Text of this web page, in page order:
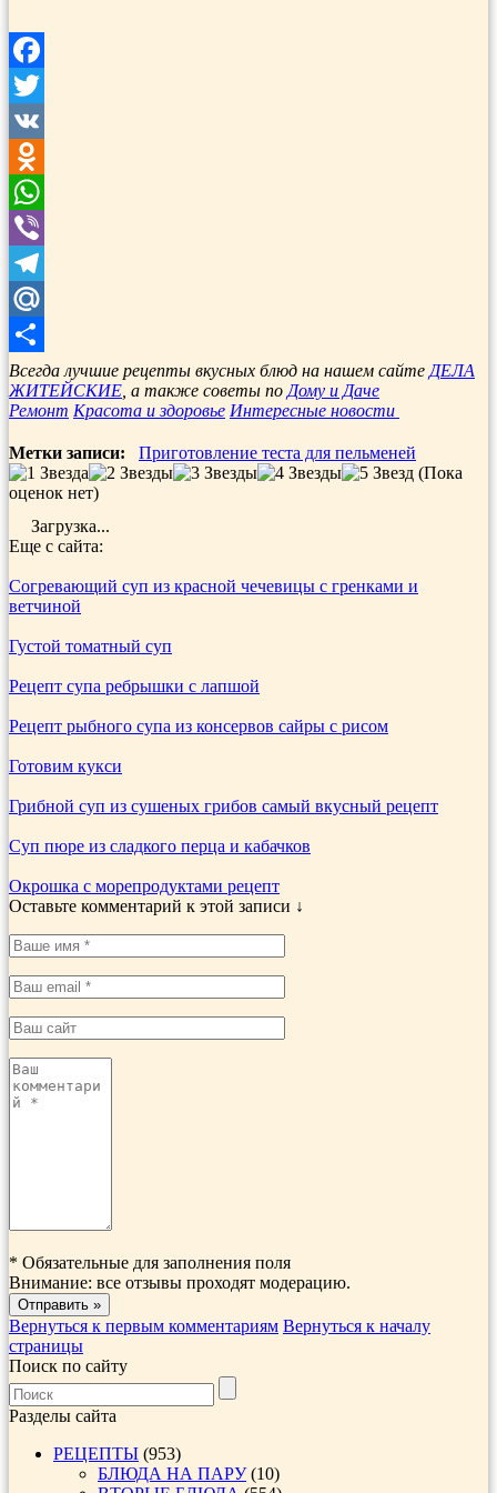
Facebook
Twitter
VK
Odnoklassniki
WhatsApp
Viber
Telegram
Mail.Ru
Отправить
Всегда лучшие рецепты вкусных блюд на нашем сайте ДЕЛА
ЖИТЕЙСКИЕ , а также советы по Дому и Даче
Ремонт Красота и здоровье Интересные новости
Метки записи:
Приготовление теста для пельменей
(Пока
оценок нет)
Загрузка...
Еще с сайта:
Согревающий суп из красной чечевицы с гренками и
ветчиной
Густой томатный суп
Рецепт супа ребрышки с лапшой
Рецепт рыбного супа из консервов сайры с рисом
Готовим кукси
Грибной суп из сушеных грибов самый вкусный рецепт
Суп пюре из сладкого перца и кабачков
Окрошка с морепродуктами рецепт
Оставьте комментарий к этой записи ↓
* Обязательные для заполнения поля
Внимание: все отзывы проходят модерацию.
Вернуться к первым комментариям Вернуться к началу
страницы
Поиск по сайту
Разделы сайта
РЕЦЕПТЫ (953)
БЛЮДА НА ПАРУ(10)